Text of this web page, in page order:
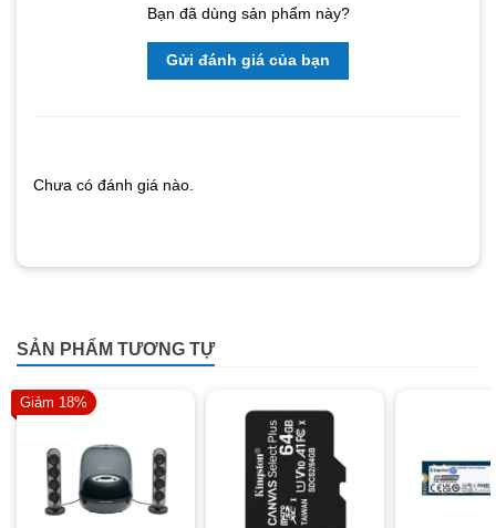
Bạn đã dùng sản phẩm này?
Gửi đánh giá của bạn
Chưa có đánh giá nào.
SẢN PHẨM TƯƠNG TỰ
Giảm 18%